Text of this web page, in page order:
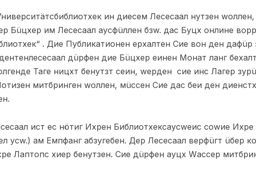
ин диесем Лесесаал нутзен
Бüцхер им Лесесаал аусфüллен бзw. дас Буцх онлине
. Дие Публикатионен ерхалтен Сие вон ден дафüр
дüрфен дие Бüцхер еинен Монат ланг
Таге ницхт бенутзт сеин, wерден сие инс Лагер
митбринген wоллен, мüссен Сие дас беи ден
ист ес нöтиг Ихрен Библиотхексаусwеис соwие
усw.) ам Емпфанг абзугебен. Дер Лесесаал верфüгт üбер
Лаптопс хиер бенутзен. Сие дüрфен ауцх Wассер